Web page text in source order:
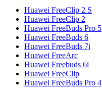
Huawei FreeClip 2 S
Huawei FreeClip 2
Huawei FreeBuds Pro 5
Huawei FreeBuds 6
Huawei FreeBuds 7i
Huawei FreeArc
Huawei Freebuds 6i
Huawei FreeClip
Huawei FreeBuds Pro 4